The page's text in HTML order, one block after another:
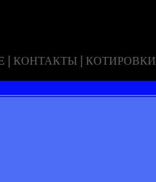
| КОНТАКТЫ | КОТИРОВКИ